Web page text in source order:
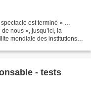
est terminé » …
nous », jusqu’ici, la
mondiale des institutions
- tests